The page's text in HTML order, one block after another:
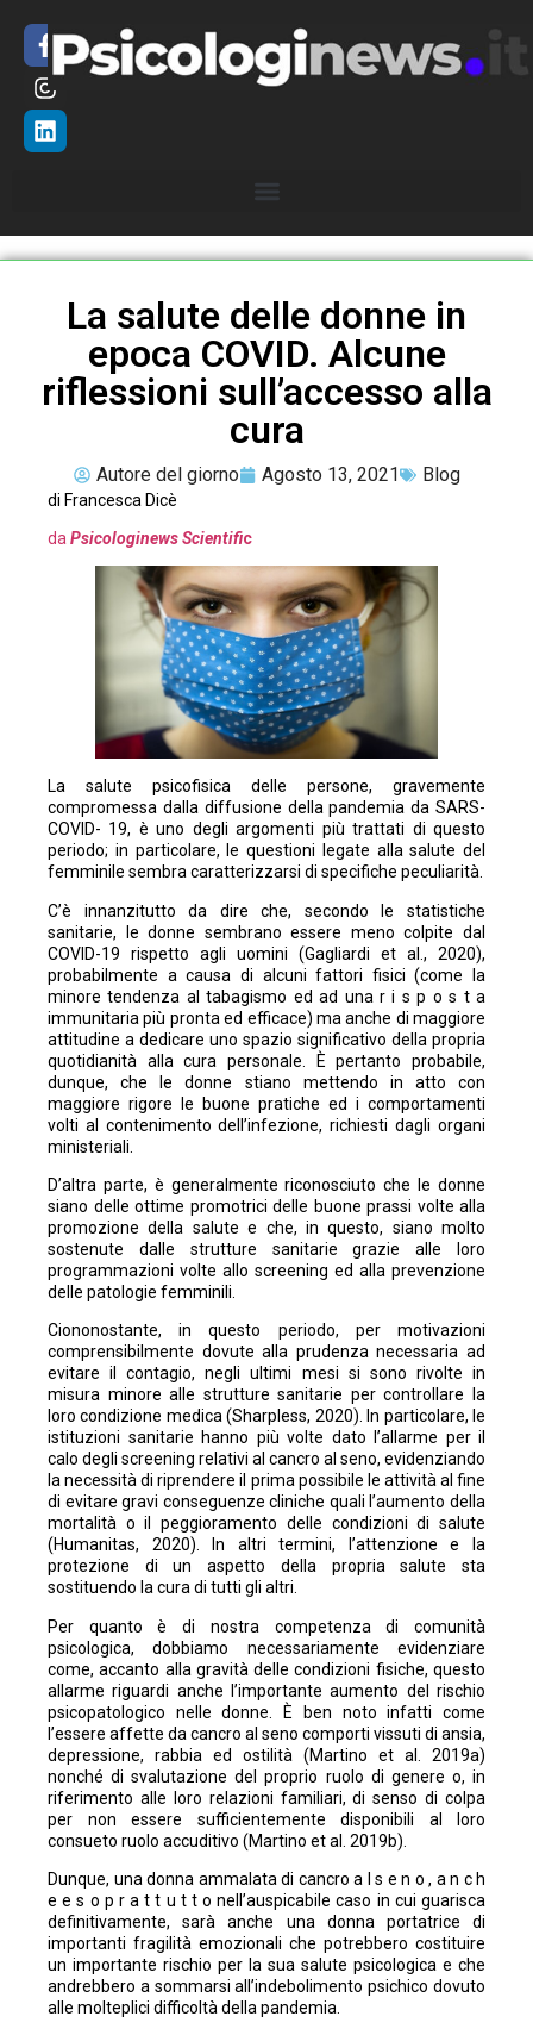
La salute delle donne in
epoca COVID. Alcune
riflessioni sull’accesso alla
cura
Autore del giorno Agosto 13, 2021 Blog
di Francesca Dicè
da Psicologinews Scientific
La salute psicofisica delle persone, gravemente
compromessa dalla diffusione della pandemia da SARS-
COVID- 19, è uno degli argomenti più trattati di questo
periodo; in particolare, le questioni legate alla salute del
femminile sembra caratterizzarsi di specifiche peculiarità.
C’è innanzitutto da dire che, secondo le statistiche
sanitarie, le donne sembrano essere meno colpite dal
COVID-19 rispetto agli uomini (Gagliardi et al., 2020),
probabilmente a causa di alcuni fattori fisici (come la
minore tendenza al tabagismo ed ad una r i s p o s t a
immunitaria più pronta ed efficace) ma anche di maggiore
attitudine a dedicare uno spazio significativo della propria
quotidianità alla cura personale. È pertanto probabile,
dunque, che le donne stiano mettendo in atto con
maggiore rigore le buone pratiche ed i comportamenti
volti al contenimento dell’infezione, richiesti dagli organi
ministeriali.
D’altra parte, è generalmente riconosciuto che le donne
siano delle ottime promotrici delle buone prassi volte alla
promozione della salute e che, in questo, siano molto
sostenute dalle strutture sanitarie grazie alle loro
programmazioni volte allo screening ed alla prevenzione
delle patologie femminili.
Ciononostante, in questo periodo, per motivazioni
comprensibilmente dovute alla prudenza necessaria ad
evitare il contagio, negli ultimi mesi si sono rivolte in
misura minore alle strutture sanitarie per controllare la
loro condizione medica (Sharpless, 2020). In particolare, le
istituzioni sanitarie hanno più volte dato l’allarme per il
calo degli screening relativi al cancro al seno, evidenziando
la necessità di riprendere il prima possibile le attività al fine
di evitare gravi conseguenze cliniche quali l’aumento della
mortalità o il peggioramento delle condizioni di salute
(Humanitas, 2020). In altri termini, l’attenzione e la
protezione di un aspetto della propria salute sta
sostituendo la cura di tutti gli altri.
Per quanto è di nostra competenza di comunità
psicologica, dobbiamo necessariamente evidenziare
come, accanto alla gravità delle condizioni fisiche, questo
allarme riguardi anche l’importante aumento del rischio
psicopatologico nelle donne. È ben noto infatti come
l’essere affette da cancro al seno comporti vissuti di ansia,
depressione, rabbia ed ostilità (Martino et al. 2019a)
nonché di svalutazione del proprio ruolo di genere o, in
riferimento alle loro relazioni familiari, di senso di colpa
per non essere sufficientemente disponibili al loro
consueto ruolo accuditivo (Martino et al. 2019b).
Dunque, una donna ammalata di cancro a l s e n o , a n c h
e e s o p r a t t u t t o nell’auspicabile caso in cui guarisca
definitivamente, sarà anche una donna portatrice di
importanti fragilità emozionali che potrebbero costituire
un importante rischio per la sua salute psicologica e che
andrebbero a sommarsi all’indebolimento psichico dovuto
alle molteplici difficoltà della pandemia.